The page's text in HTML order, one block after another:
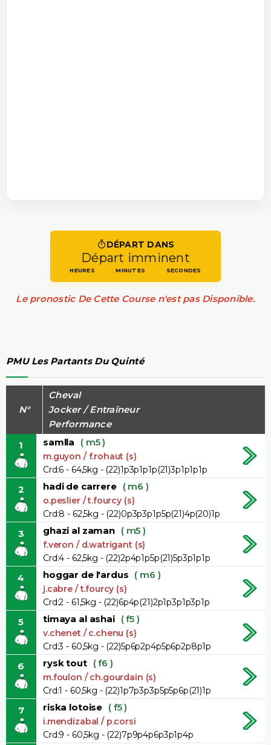
DÉPART DANS
Départ imminent
HEURES MINUTES SECONDES
Le pronostic De Cette Course n'est pas Disponible.
PMU Les Partants Du Quinté
N°
Cheval
Jocker / Entraîneur
Performance
1
samlla ( m5 )
m.guyon / f.rohaut (s)
Crd:6 - 64,5kg - (22)1p3p1p1p(21)3p1p1p1p
2 hadi de carrere ( m6 )
o.peslier / t.fourcy (s)
Crd:8 - 62,5kg - (22)0p3p3p1p5p(21)4p(20)1p
3 ghazi al zaman ( m5 )
f.veron / d.watrigant (s)
Crd:4 - 62,5kg - (22)2p4p1p5p(21)5p3p1p1p
4 hoggar de l'ardus ( m6 )
j.cabre / t.fourcy (s)
Crd:2 - 61,5kg - (22)6p4p(21)2p1p3p1p3p1p
5 timaya al ashai ( f5 )
v.chenet / c.chenu (s)
Crd:3 - 60,5kg - (22)5p6p2p4p5p6p2p8p1p
6 rysk tout ( f6 )
m.foulon / ch.gourdain (s)
Crd:1 - 60,5kg - (22)1p7p3p3p5p5p6p(21)1p
7 riska lotoise ( f5 )
i.mendizabal / p.corsi
Crd:9 - 60,5kg - (22)7p9p4p6p3p1p4p